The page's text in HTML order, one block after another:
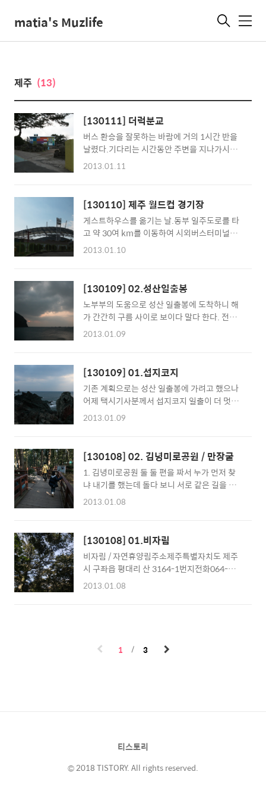
matia's Muzlife 메
제주 (13)
[130111] 더럭분교
버스 환승을 잘못하는 바람에 거의 1시간 반을
날렸다.기다리는 시간동안 주변을 지나가시던
아주머니께서 제주 이민 이야기를 재밌게 해주
나.
2013.01.11
[130110] 제주 월드컵 경기장
게스트하우스를 옮기는 날.동부 일주도로를 타
고 약 30여 km를 이동하여 시외버스터미널에
서 하차.터미널 바로 옆에 위치한 월드컵 경기장
씨가 좋아서 혹여나 세리월드에서 열기구 탈 수
있나 싶어 가봤는데... 안보인다. 흐돌하르방을
지나 기적의 도서관으로 고고!
2013.01.10
[130109] 02.성산일출봉
노부부의 도움으로 성산 일출봉에 도착하니 해
가 간간히 구름 사이로 보이다 말다 한다. 전날
엔 날씨가 참 좋았다는데 가는 날이 장날이라
데, 올라가는 길에 있던 조그만 상점에서 음료를
안사줬다고 정상에 올라갈때 까지 징징대는 상
언이.거의 끌고 올라가다시피 했는데... 나이드
신 중국 관광객분들이 지나가면서 다들 한소리
씩 하신다. -.-
2013.01.09
[130109] 01.섭지코지
기존 계획으로는 성산 일출봉에 가려고 했으나
어제 택시기사분께서 섭지코지 일출이 더 멋지
다고 하셔서 계획 변경.신년 일출도 보지 못한터
면 된다고는 하셨지만 어두워서 앞도 잘 보이지
않고 어디로 가야할지 막막. (지도를 확인해보
니 휘닉스 아일랜드 정류장에 내려주신 듯.)스
마트폰 맵을 켜고 방향을 따라 어렵사리 찾아가
긴 했지만, 구름이 하늘을 덮어버린지라 일출 보
산 일출봉 방면으로 편히 올 수 있었는데, 그 먼
거리를 걸어가려 했으니...-.- 큰 길까지 나가는
데만 족히 30~40분은 걸렸을거다.걸어갔으면
욕 옴팡지게 얻어먹을뻔했다.
2013.01.09
[130108] 02. 김녕미로공원 / 만장굴
1. 김녕미로공원 둘 둘 편을 짜서 누가 먼저 찾
냐 내기를 했는데 돌다 보니 서로 같은 길을 가
게 된다. 지나가면서 만났던 사람들을 몇 번씩이
다. 2. 만장굴 일반인들에게 공개해 놓은 영역은
그리 길지 않다. 다른 출구가 있을까 했는데 그
런건 없고, 갔던 길 다시 돌아오는 코스.
2013.01.08
[130108] 01.비자림
비자림 / 자연휴양림주소제주특별자치도 제주
시 구좌읍 평대리 산 3164-1번지전화064-
710-7911설명천연기념물 제374호, 비자나무
2013.01.08
1 3
티스토리
© 2018 TISTORY. All rights reserved.